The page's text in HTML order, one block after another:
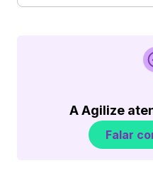
A Agilize
Falar